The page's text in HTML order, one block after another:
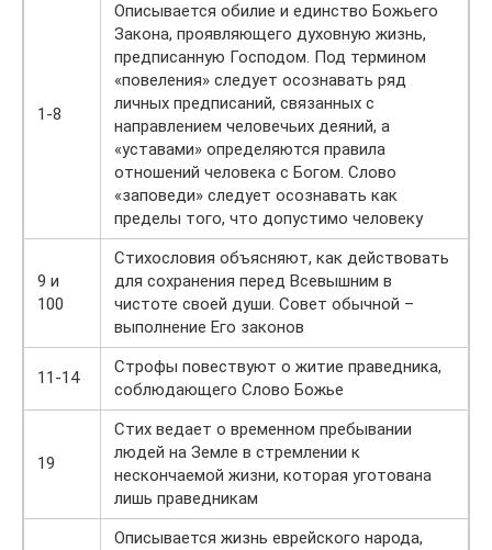
1-8
Описывается обилие и единство Божьего
Закона, проявляющего духовную жизнь,
предписанную Господом. Под термином
«повеления» следует осознавать ряд
личных предписаний, связанных с
направлением человечьих деяний, а
«уставами» определяются правила
отношений человека с Богом. Слово
«заповеди» следует осознавать как
пределы того, что допустимо человеку
9 и
100
Стихословия объясняют, как действовать
для сохранения перед Всевышним в
чистоте своей души. Совет обычной –
выполнение Его законов
11-14
Строфы повествуют о житие праведника,
соблюдающего Слово Божье
19
Стих ведает о временном пребывании
людей на Земле в стремлении к
нескончаемой жизни, которая уготована
лишь праведникам
Описывается жизнь еврейского народа,